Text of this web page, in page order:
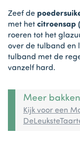
Zeef de
met het citroensap
roeren tot het
over de tulband en
tulband met de
vanzelf hard.
Meer
Kijk voor een